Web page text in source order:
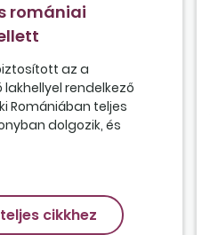
romániai
az a
rendelkező
Romániában teljes
dolgozik, és
cikkhez